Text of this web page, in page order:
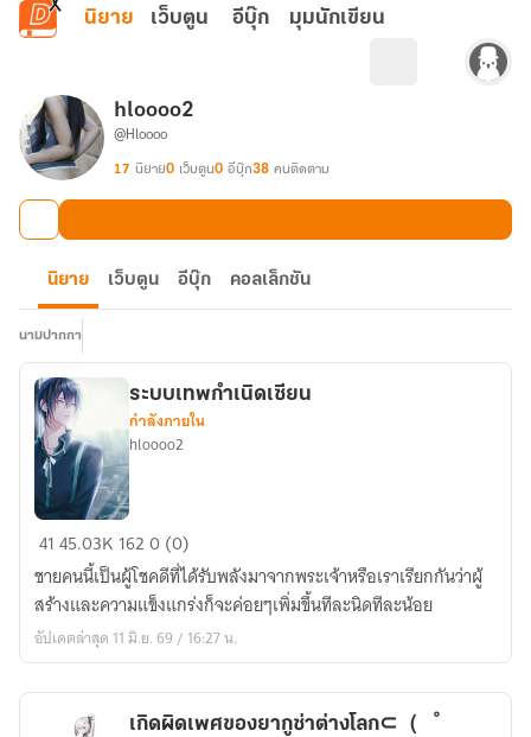
ข้ามไปยังเนื้อหาหลัก
นิยาย เว็บตูน อีบุ๊ก มุมนักเขียน
hloooo2
@Hloooo
17 นิยาย0 เว็บตูน0 อีบุ๊ก38 คนติดตาม
นิยาย เว็บตูน อีบุ๊ก คอลเล็กชัน
นามปากกา
ระบบ
กำเนิด
เซียน
ระบบเทพกำเนิดเซียน
กำลังภายใน
hloooo2
4145.03K 1620 (0)
ชายคนนี้เป็นผู้โชคดีที่ได้รับพลังมาจากพระเจ้าหรือเราเรียกกันว่าผู้
สร้างและความแข็งแกร่งก็จะค่อยๆเพิ่มขึ้นทีละนิดทีละน้อย
อัปเดตล่าสุด 11 มิ.ย. 69 / 16:27 น.
เกิดผิดเพศของยากูซ่าต่างโลก⊂（゜